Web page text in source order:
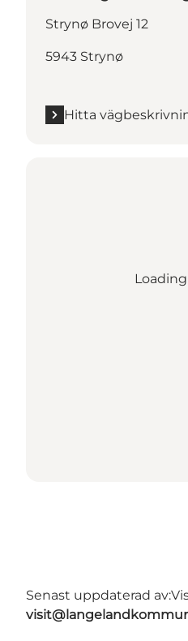
Strynø Brovej 12
5943 Strynø
Hitta
Senast uppdaterad av: